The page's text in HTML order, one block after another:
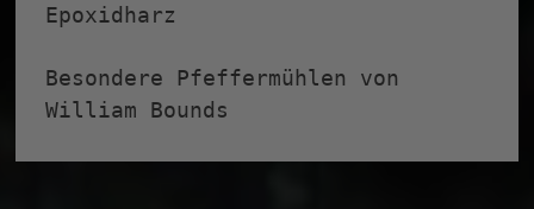
Epoxidharz
Besondere Pfeffermühlen von
William Bounds